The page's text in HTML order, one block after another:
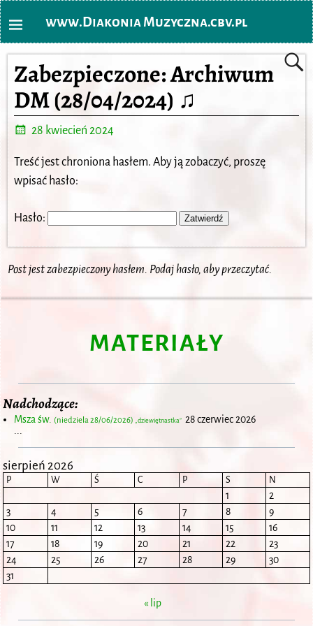
www.Diakonia Muzyczna.cbv.pl
Zabezpieczone: Archiwum
DM (28/04/2024) ♫
28 kwiecień 2024
Treść jest chroniona hasłem. Aby ją zobaczyć, proszę
wpisać hasło:
Hasło:
Post jest zabezpieczony hasłem. Podaj hasło, aby przeczytać.
MATERIAŁY
Nadchodzące:
Msza św. (niedziela 28/06/2026) „dziewiętnastka” 28 czerwiec 2026
sierpień 2026
P W Ś C P S N
1
2
3
4 5 6 7 8
9
10
11 12 13 14 15
16
17
18 19 20 21 22
23
24
25 26 27 28 29
30
31
« lip